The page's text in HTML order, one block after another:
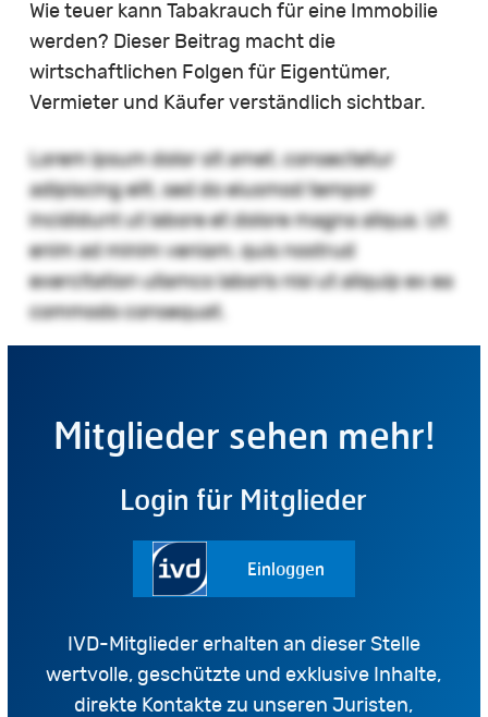
Wie teuer kann Tabakrauch für eine Immobilie
werden? Dieser Beitrag macht die
wirtschaftlichen Folgen für Eigentümer,
Vermieter und Käufer verständlich sichtbar.
Lorem ipsum dolor sit amet, consectetur
adipiscing elit, sed do eiusmod tempor
incididunt ut labore et dolore magna aliqua. Ut
enim ad minim veniam, quis nostrud
exercitation ullamco laboris nisi ut aliquip ex ea
commodo consequat.
Mitglieder sehen mehr!
Login für Mitglieder
Einloggen
IVD-Mitglieder erhalten an dieser Stelle
wertvolle, geschützte und exklusive Inhalte,
direkte Kontakte zu unseren Juristen,